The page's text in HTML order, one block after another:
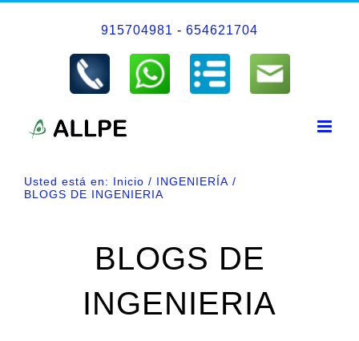
915704981 - 654621704
Usted está en: Inicio
INGENIERÍA
BLOGS DE INGENIERIA
BLOGS DE
INGENIERIA